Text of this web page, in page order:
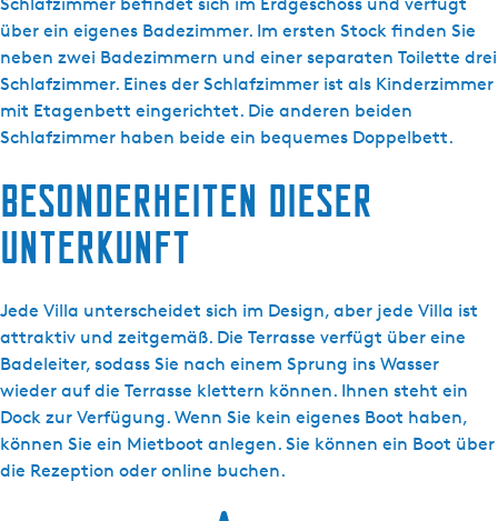
über ein eigenes Badezimmer. Im ersten Stock finden Sie
neben zwei Badezimmern und einer separaten Toilette drei
Schlafzimmer. Eines der Schlafzimmer ist als Kinderzimmer
mit Etagenbett eingerichtet. Die anderen beiden
Schlafzimmer haben beide ein bequemes Doppelbett.
Besonderheiten dieser
Unterkunft
Jede Villa unterscheidet sich im Design, aber jede Villa ist
attraktiv und zeitgemäß. Die Terrasse verfügt über eine
Badeleiter, sodass Sie nach einem Sprung ins Wasser
wieder auf die Terrasse klettern können. Ihnen steht ein
Dock zur Verfügung. Wenn Sie kein eigenes Boot haben,
können Sie ein Mietboot anlegen. Sie können ein Boot über
die Rezeption oder online buchen.
e
r
v
i
l
a
'
s
-
e
t
t
e
v
i